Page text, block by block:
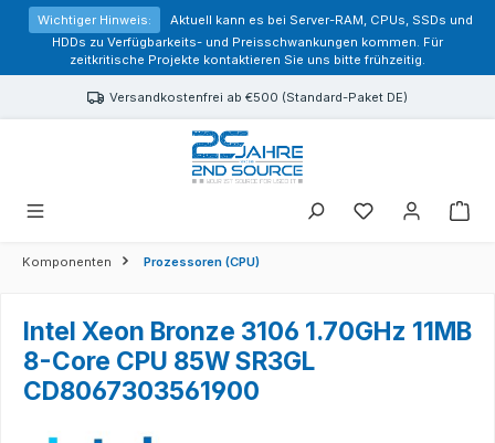
springen
Wichtiger Hinweis:
Aktuell kann es bei Server-RAM, CPUs, SSDs und
HDDs zu Verfügbarkeits- und Preisschwankungen kommen. Für
zeitkritische Projekte kontaktieren Sie uns bitte frühzeitig.
Versandkostenfrei ab €500 (Standard-Paket DE)
Sie haben 0
Komponenten Prozessoren (CPU)
Intel Xeon Bronze 3106 1.70GHz 11MB
8-Core CPU 85W SR3GL
CD8067303561900